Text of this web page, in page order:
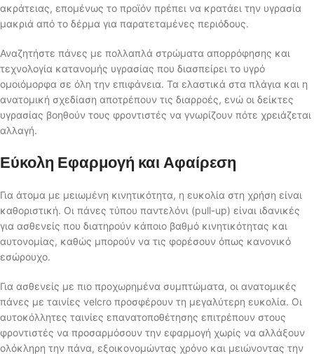
ακράτειας, επομένως το προϊόν πρέπει να κρατάει την υγρασία
μακριά από το δέρμα για παρατεταμένες περιόδους.
Αναζητήστε πάνες με πολλαπλά στρώματα απορρόφησης και
τεχνολογία κατανομής υγρασίας που διασπείρει το υγρό
ομοιόμορφα σε όλη την επιφάνεια. Τα ελαστικά στα πλάγια και η
ανατομική σχεδίαση αποτρέπουν τις διαρροές, ενώ οι δείκτες
υγρασίας βοηθούν τους φροντιστές να γνωρίζουν πότε χρειάζεται
αλλαγή.
Εύκολη Εφαρμογή και Αφαίρεση
Για άτομα με μειωμένη κινητικότητα, η ευκολία στη χρήση είναι
καθοριστική. Οι πάνες τύπου παντελόνι (pull-up) είναι ιδανικές
για ασθενείς που διατηρούν κάποιο βαθμό κινητικότητας και
αυτονομίας, καθώς μπορούν να τις φορέσουν όπως κανονικό
εσώρουχο.
Για ασθενείς με πιο προχωρημένα συμπτώματα, οι ανατομικές
πάνες με ταινίες velcro προσφέρουν τη μεγαλύτερη ευκολία. Οι
αυτοκόλλητες ταινίες επανατοποθέτησης επιτρέπουν στους
φροντιστές να προσαρμόσουν την εφαρμογή χωρίς να αλλάξουν
ολόκληρη την πάνα, εξοικονομώντας χρόνο και μειώνοντας την